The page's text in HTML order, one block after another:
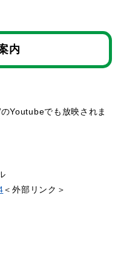
内
Youtubeでも放映されま
＜外部リンク＞